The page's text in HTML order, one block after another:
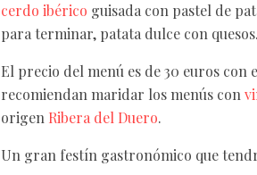
cerdo ibérico guisada con pastel de
para terminar, patata dulce con quesos.
El precio del menú es de 30 euros
recomiendan maridar los menús con
origen Ribera del Duero.
Un gran festín gastronómico que